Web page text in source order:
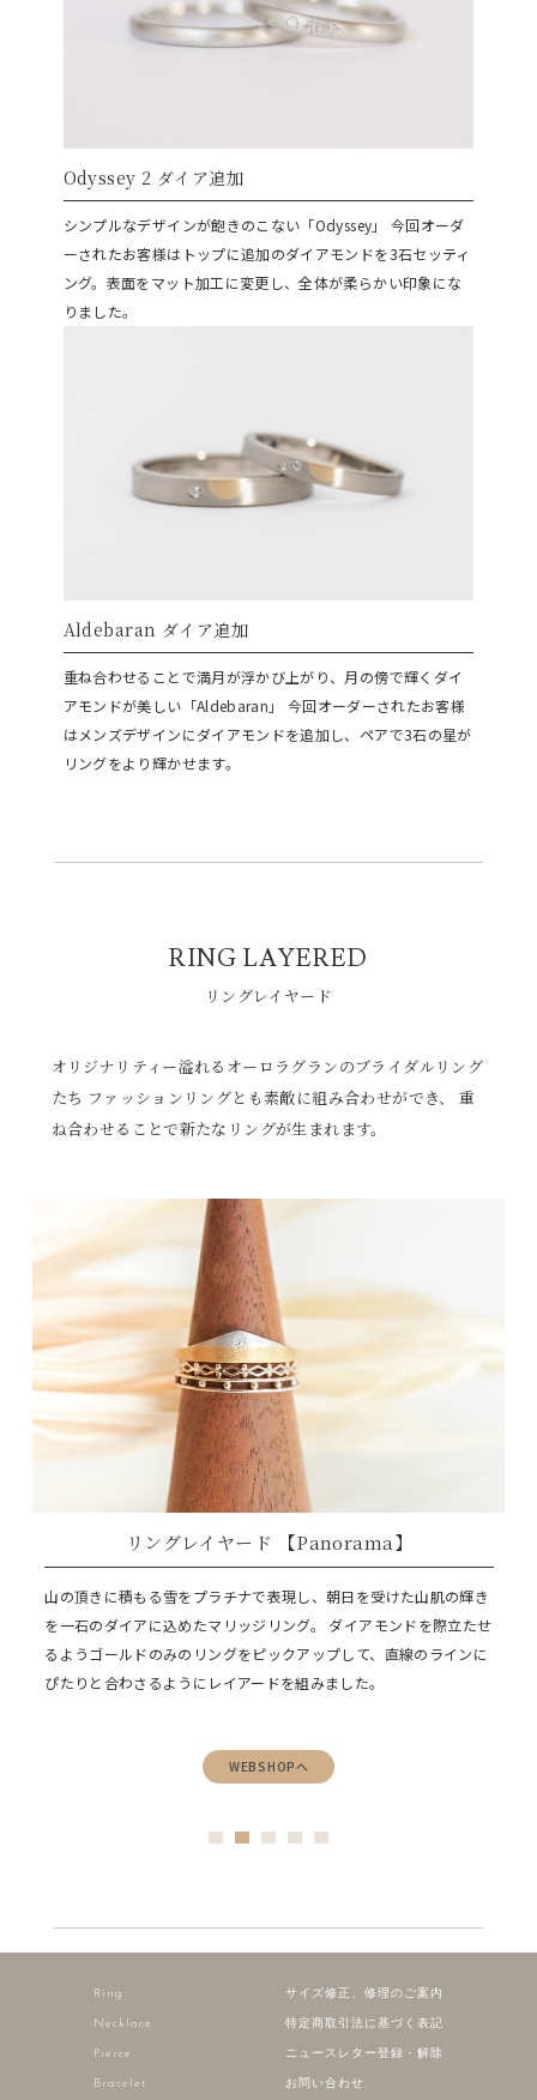
Odyssey 2 ダイア追加
シンプルなデザインが飽きのこない「Odyssey」
今回オーダ
ーされたお客様はトップに追加のダイアモンドを3石セッティ
ング。表面をマット加工に変更し、全体が柔らかい印象にな
りました。
Aldebaran ダイア追加
重ね合わせることで満月が浮かび上がり、月の傍で輝くダイ
アモンドが美しい「Aldebaran」
今回オーダーされたお客様
はメンズデザインにダイアモンドを追加し、ペアで3石の星が
リングをより輝かせます。
RING LAYERED
リングレイヤード
オリジナリティー溢れるオーロラグランのブライダルリング
たち ファッションリングとも素敵に組み合わせができ、
重
ね合わせることで新たなリングが生まれます。
リングレイヤード 【Panorama】
山の頂きに積もる雪をプラチナで表現し、朝日を受けた山肌の輝き
を一石のダイアに込めたマリッジリング。
ダイアモンドを際立たせ
るようゴールドのみのリングをピックアップして、直線のラインに
ぴたりと合わさるようにレイアードを組みました。
WEBSHOPへ
Ring
Necklace
Pierce
Bracelet
サイズ修正、修理のご案内
特定商取引法に基づく表記
ニュースレター登録・解除
お問い合わせ